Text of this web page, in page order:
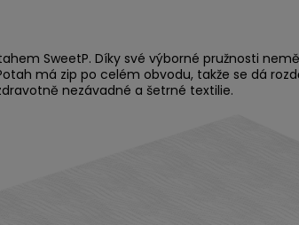
SweetP. Díky své výborné pružnosti
má zip po celém obvodu, takže se dá
nezávadné a šetrné textilie.